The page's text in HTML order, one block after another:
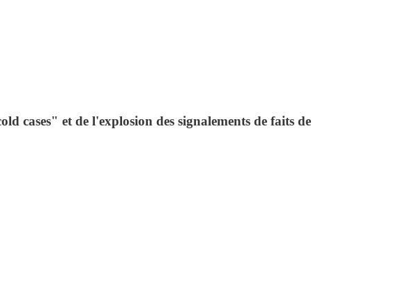
cases" et de l'explosion des signalements de faits de